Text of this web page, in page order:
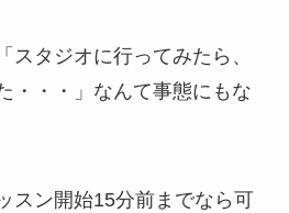
「スタジオに行ってみたら、
・・・」 なんて事態にもな
スン開始15分前までなら可